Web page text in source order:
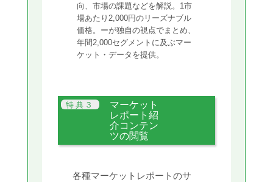
向、市場の課題などを解説。1市
場あたり2,000円のリーズナブル
価格。ーが独自の視点でまとめ、
年間2,000セグメントに及ぶマー
ケット・データを提供。
マーケット
レポート紹
介コンテン
ツの閲覧
各種マーケットレポートのサ